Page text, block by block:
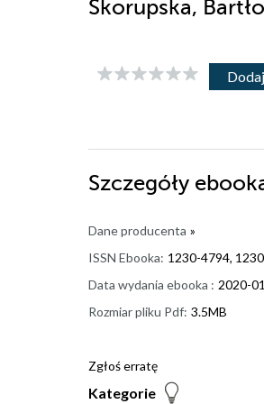
Skorupska,
Szczegóły
Dane producenta »
ISSN Ebooka: 1230-4794,
Data wydania ebooka : 2020-
Rozmiar pliku Pdf: 3.5MB
Zgłoś erratę
Kategorie